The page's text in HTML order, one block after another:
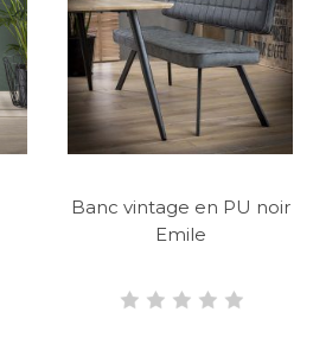
Banc vintage en PU noir
Emile